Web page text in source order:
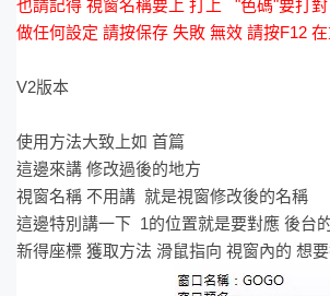
也請記得 視窗名稱要上 打上 "色碼"要打對
做任何設定 請按保存 失敗 無效 請按F12
V2版本
使用方法大致上如 首篇
這邊來講 修改過後的地方
視窗名稱 不用講 就是視窗修改後的名稱
這邊特別講一下 1的位置就是要對應 後台
新得座標 獲取方法 滑鼠指向 視窗內的 想